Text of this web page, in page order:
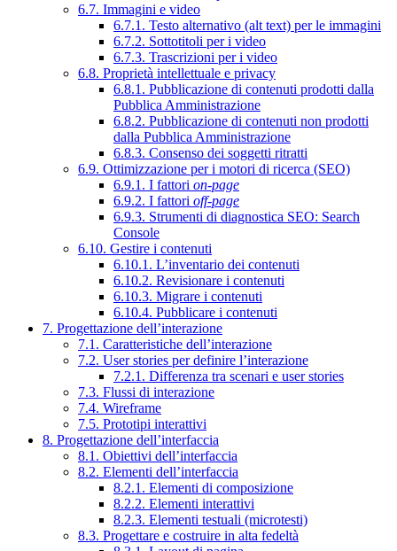
6.7. Immagini e video
6.7.1. Testo alternativo (alt text) per le immagini
6.7.2. Sottotitoli per i video
6.7.3. Trascrizioni per i video
6.8. Proprietà intellettuale e privacy
6.8.1. Pubblicazione di contenuti prodotti dalla
Pubblica Amministrazione
6.8.2. Pubblicazione di contenuti non prodotti
dalla Pubblica Amministrazione
6.8.3. Consenso dei soggetti ritratti
6.9. Ottimizzazione per i motori di ricerca (SEO)
6.9.1. I fattori on-page
6.9.2. I fattori off-page
6.9.3. Strumenti di diagnostica SEO: Search
Console
6.10. Gestire i contenuti
6.10.1. L’inventario dei contenuti
6.10.2. Revisionare i contenuti
6.10.3. Migrare i contenuti
6.10.4. Pubblicare i contenuti
7. Progettazione dell’interazione
7.1. Caratteristiche dell’interazione
7.2. User stories per definire l’interazione
7.2.1. Differenza tra scenari e user stories
7.3. Flussi di interazione
7.4. Wireframe
7.5. Prototipi interattivi
8. Progettazione dell’interfaccia
8.1. Obiettivi dell’interfaccia
8.2. Elementi dell’interfaccia
8.2.1. Elementi di composizione
8.2.2. Elementi interattivi
8.2.3. Elementi testuali (microtesti)
8.3. Progettare e costruire in alta fedeltà